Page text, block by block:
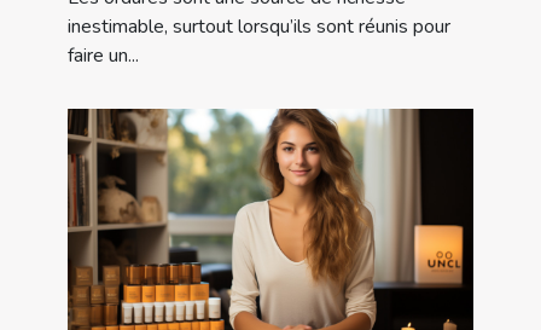
inestimable, surtout lorsqu’ils sont réunis pour
faire un...